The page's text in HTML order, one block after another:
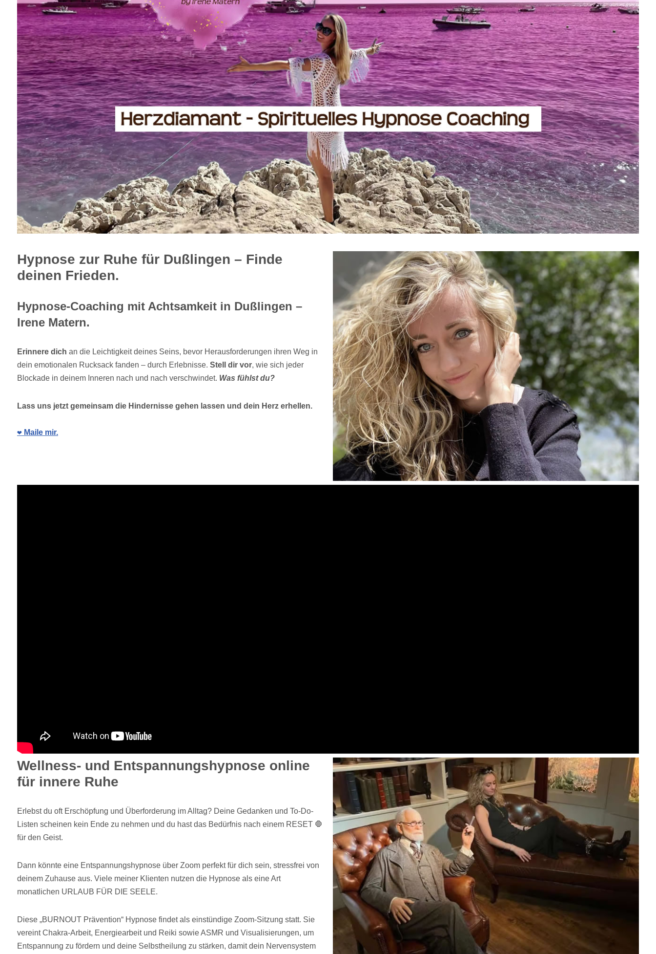
Hypnose zur Ruhe für Dußlingen – Finde
deinen Frieden.
Hypnose-Coaching mit Achtsamkeit in Dußlingen –
Irene Matern.
Erinnere dich an die Leichtigkeit deines Seins, bevor Herausforderungen ihren Weg in
dein emotionalen Rucksack fanden – durch Erlebnisse. Stell dir vor, wie sich jeder
Blockade in deinem Inneren nach und nach verschwindet. Was fühlst du?
Lass uns jetzt gemeinsam die Hindernisse gehen lassen und dein Herz erhellen.
❤️ Maile mir.
Wellness- und Entspannungshypnose online
für innere Ruhe
Erlebst du oft Erschöpfung und Überforderung im Alltag? Deine Gedanken und To-Do-
Listen scheinen kein Ende zu nehmen und du hast das Bedürfnis nach einem RESET 🛑
für den Geist.
Dann könnte eine Entspannungshypnose über Zoom perfekt für dich sein, stressfrei von
deinem Zuhause aus. Viele meiner Klienten nutzen die Hypnose als eine Art
monatlichen URLAUB FÜR DIE SEELE.
Diese „BURNOUT Prävention“ Hypnose findet als einstündige Zoom-Sitzung statt. Sie
vereint Chakra-Arbeit, Energiearbeit und Reiki sowie ASMR und Visualisierungen, um
Entspannung zu fördern und deine Selbstheilung zu stärken, damit dein Nervensystem